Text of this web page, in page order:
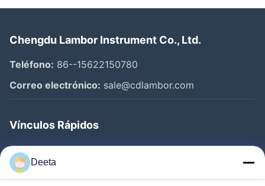
Chengdu Lambor Instrument Co., Ltd.
Teléfono: 86--15622150780
Correo electrónico: sale@cdlambor.com
Vínculos Rápidos
Inicio
Productos
Deeta